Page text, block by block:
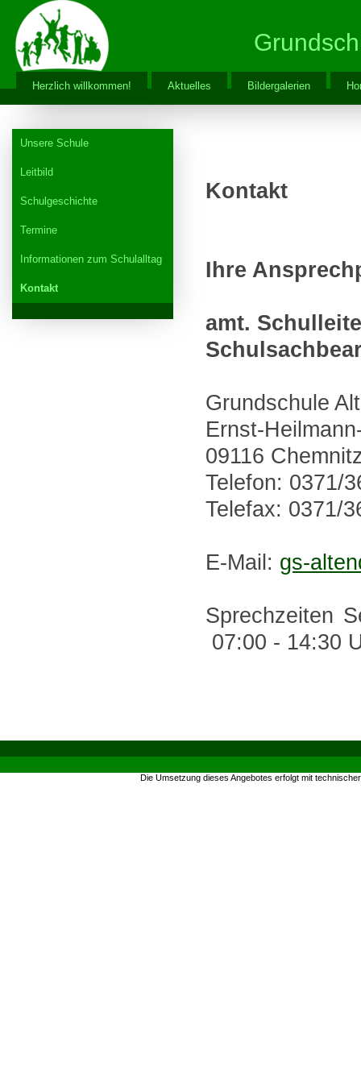
Herzlich willkommen! Aktuelles Bildergalerien
Unsere Schule
Leitbild
Schulgeschichte
Termine
Informationen zum Schulalltag
Kontakt
Kontakt
Ihre
amt.
Grundschule
Ernst-
09116
Telefon: 0371/
Telefax: 0371/
E-Mail: gs-
07:00 - 14:30
Die Umsetzung dieses Angebotes erfolgt mit